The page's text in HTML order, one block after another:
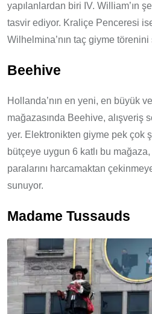
yapılanlardan biri IV. William’ın
tasvir ediyor. Kraliçe Penceresi
Wilhelmina’nın taç giyme
Beehive
Hollanda’nın en yeni, en büyük
mağazasında Beehive, alışveriş
yer. Elektronikten giyme pek çok
bütçeye uygun 6 katlı bu
paralarını harcamaktan
sunuyor.
Madame Tussauds